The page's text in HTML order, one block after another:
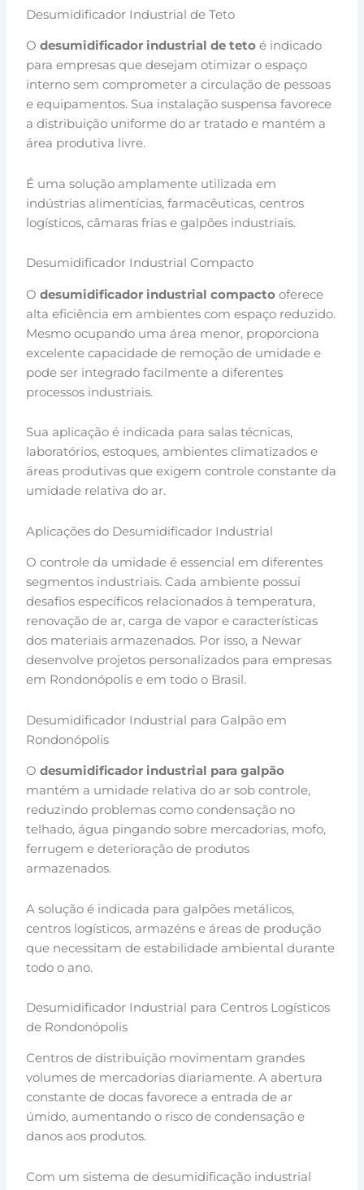
Desumidificador Industrial de Teto
Odesumidificador industrial de teto é indicado
para empresas que desejam otimizar o espaço
interno sem comprometer a circulação de pessoas
e equipamentos. Sua instalação suspensa favorece
a distribuição uniforme do ar tratado e mantém a
área produtiva livre.
É uma solução amplamente utilizada em
indústrias alimentícias, farmacêuticas, centros
logísticos, câmaras frias e galpões industriais.
Desumidificador Industrial Compacto
Odesumidificador industrial compacto oferece
alta eficiência em ambientes com espaço reduzido.
Mesmo ocupando uma área menor, proporciona
excelente capacidade de remoção de umidade e
pode ser integrado facilmente a diferentes
processos industriais.
Sua aplicação é indicada para salas técnicas,
laboratórios, estoques, ambientes climatizados e
áreas produtivas que exigem controle constante da
umidade relativa do ar.
Aplicações do Desumidificador Industrial
O controle da umidade é essencial em diferentes
segmentos industriais. Cada ambiente possui
desafios específicos relacionados à temperatura,
renovação de ar, carga de vapor e características
dos materiais armazenados. Por isso, a Newar
desenvolve projetos personalizados para empresas
em Rondonópolis e em todo o Brasil.
Desumidificador Industrial para Galpão em
Rondonópolis
Odesumidificador industrial para galpão
mantém a umidade relativa do ar sob controle,
reduzindo problemas como condensação no
telhado, água pingando sobre mercadorias, mofo,
ferrugem e deterioração de produtos
armazenados.
A solução é indicada para galpões metálicos,
centros logísticos, armazéns e áreas de produção
que necessitam de estabilidade ambiental durante
todo o ano.
Desumidificador Industrial para Centros Logísticos
de Rondonópolis
Centros de distribuição movimentam grandes
volumes de mercadorias diariamente. A abertura
constante de docas favorece a entrada de ar
úmido, aumentando o risco de condensação e
danos aos produtos.
Com um sistema de desumidificação industrial